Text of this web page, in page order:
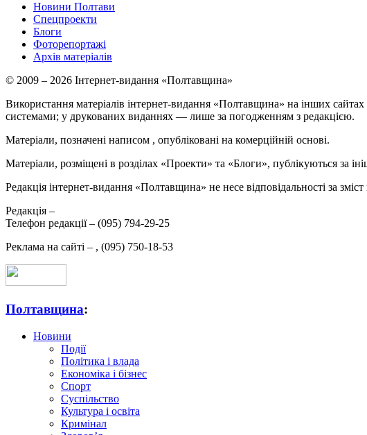
Новини Полтави
Спецпроекти
Блоги
Фоторепортажі
Архів матеріалів
© 2009 – 2026 Інтернет-видання «Полтавщина»
Використання матеріалів інтернет-видання «Полтавщина» на інших
системами; у друкованих виданнях — лише за погодженням з редакцією.
Матеріали, позначені написом , опубліковані на комерційній основі.
Матеріали, розміщені в розділах «Проекти» та «Блоги», публікуються за
Редакція інтернет-видання «Полтавщина» не несе відповідальності за
Редакція –
Телефон редакції – (095) 794-29-25
Реклама на сайті – , (095) 750-18-53
Полтавщина:
Новини
Події
Політика і влада
Економіка і бізнес
Спорт
Суспільство
Культура і освіта
Кримінал